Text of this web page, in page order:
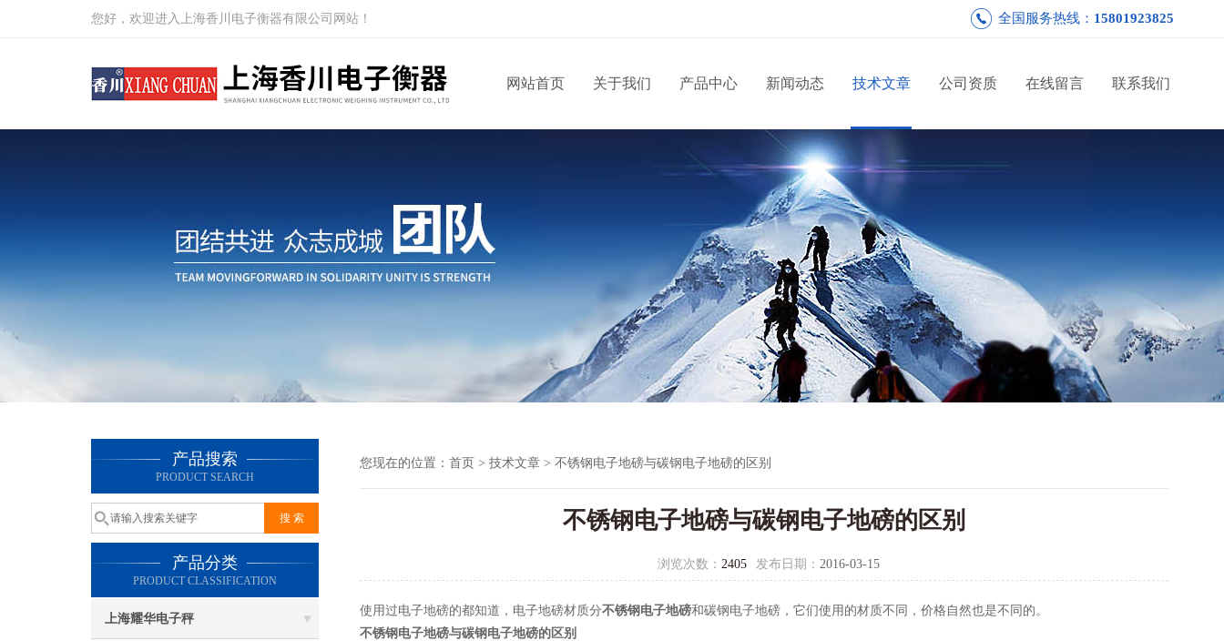
您好，欢迎进入上海香川电子衡器有限公司网站！ 全国服务热线： 15801923825
网站首页 关于我们 产品中心 新闻动态 技术文章 公司资质 在线留言 联系我们
产品搜索
PRODUCT SEARCH
产品分类
PRODUCT CLASSIFICATION
上海耀华电子秤
您现在的位置： 首页 > 技术文章 > 不锈钢电子地磅与碳钢电子地磅的区别
不锈钢电子地磅与碳钢电子地磅的区别
浏览次数： 2405 发布日期： 2016-03-15
使用过电子地磅的都知道，电子地磅材质分不锈钢电子地磅和碳钢电子地磅，它们使用的材质不同，价格自然也是不同的。
不锈钢电子地磅与碳钢电子地磅的区别